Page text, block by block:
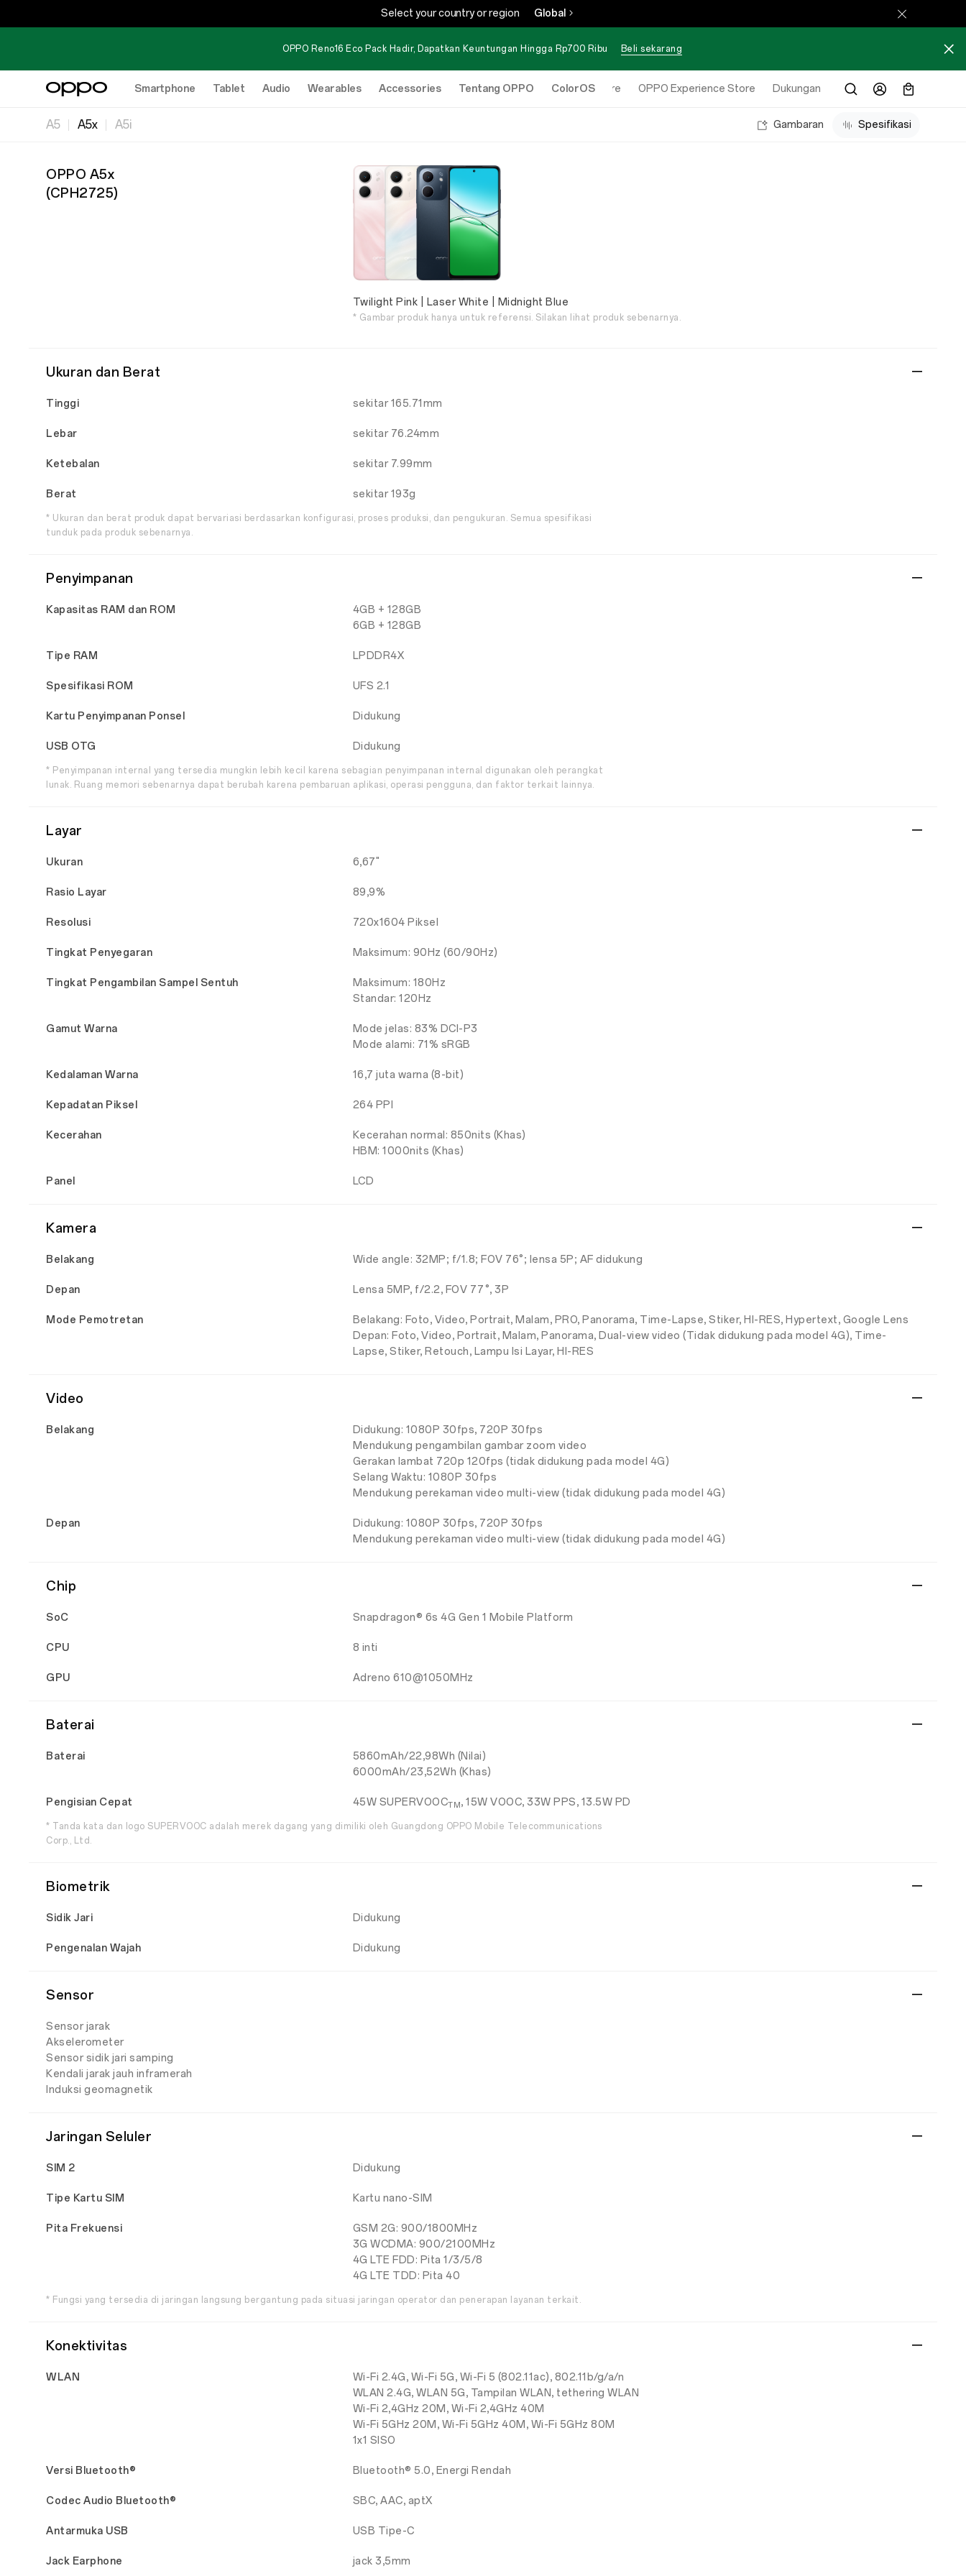
Select your country or region Global
OPPO Reno16 Eco Pack Hadir, Dapatkan Keuntungan Hingga Rp700 Ribu Beli sekarang
Smartphone Tablet Audio Wearables Accessories Tentang OPPO ColorOS
Online Store OPPO Experience Store Dukungan
A5 A5x A5i Gambaran Spesifikasi
OPPO A5x
(CPH2725)
Twilight Pink | Laser White | Midnight Blue
* Gambar produk hanya untuk referensi. Silakan lihat produk sebenarnya.
Ukuran dan Berat
Tinggi sekitar 165.71mm
Lebar sekitar 76.24mm
Ketebalan sekitar 7.99mm
Berat sekitar 193g
* Ukuran dan berat produk dapat bervariasi berdasarkan konfigurasi, proses produksi, dan pengukuran. Semua spesifikasi
tunduk pada produk sebenarnya.
Penyimpanan
Kapasitas RAM dan ROM
4GB + 128GB
6GB + 128GB
Tipe RAM LPDDR4X
Spesifikasi ROM UFS 2.1
Kartu Penyimpanan Ponsel Didukung
USB OTG Didukung
* Penyimpanan internal yang tersedia mungkin lebih kecil karena sebagian penyimpanan internal digunakan oleh perangkat
lunak. Ruang memori sebenarnya dapat berubah karena pembaruan aplikasi, operasi pengguna, dan faktor terkait lainnya.
Layar
Ukuran 6,67"
Rasio Layar 89,9%
Resolusi 720x1604 Piksel
Tingkat Penyegaran Maksimum: 90Hz (60/90Hz)
Tingkat Pengambilan Sampel Sentuh
Maksimum: 180Hz
Standar: 120Hz
Gamut Warna
Mode jelas: 83% DCI-P3
Mode alami: 71% sRGB
Kedalaman Warna 16,7 juta warna (8-bit)
Kepadatan Piksel 264 PPI
Kecerahan
Kecerahan normal: 850nits (Khas)
HBM: 1000nits (Khas)
Panel LCD
Kamera
Belakang Wide angle: 32MP; f/1.8; FOV 76°; lensa 5P; AF didukung
Depan Lensa 5MP, f/2.2, FOV 77°, 3P
Mode Pemotretan
Belakang: Foto, Video, Portrait, Malam, PRO, Panorama, Time-Lapse, Stiker, HI-RES, Hypertext, Google Lens
Depan: Foto, Video, Portrait, Malam, Panorama, Dual-view video (Tidak didukung pada model 4G), Time-
Lapse, Stiker, Retouch, Lampu Isi Layar, HI-RES
Video
Belakang
Didukung: 1080P 30fps, 720P 30fps
Mendukung pengambilan gambar zoom video
Gerakan lambat 720p 120fps (tidak didukung pada model 4G)
Selang Waktu: 1080P 30fps
Mendukung perekaman video multi-view (tidak didukung pada model 4G)
Depan
Didukung: 1080P 30fps, 720P 30fps
Mendukung perekaman video multi-view (tidak didukung pada model 4G)
Chip
SoC Snapdragon® 6s 4G Gen 1 Mobile Platform
CPU 8 inti
GPU Adreno 610@1050MHz
Baterai
Baterai
5860mAh/22,98Wh (Nilai)
6000mAh/23,52Wh (Khas)
Pengisian Cepat 45W SUPERVOOCTM, 15W VOOC, 33W PPS, 13.5W PD
* Tanda kata dan logo SUPERVOOC adalah merek dagang yang dimiliki oleh Guangdong OPPO Mobile Telecommunications
Corp., Ltd.
Biometrik
Sidik Jari Didukung
Pengenalan Wajah Didukung
Sensor
Sensor jarak
Akselerometer
Sensor sidik jari samping
Kendali jarak jauh inframerah
Induksi geomagnetik
Jaringan Seluler
SIM 2 Didukung
Tipe Kartu SIM Kartu nano-SIM
Pita Frekuensi
GSM 2G: 900/1800MHz
3G WCDMA: 900/2100MHz
4G LTE FDD: Pita 1/3/5/8
4G LTE TDD: Pita 40
* Fungsi yang tersedia di jaringan langsung bergantung pada situasi jaringan operator dan penerapan layanan terkait.
Konektivitas
WLAN
Wi-Fi 2.4G, Wi-Fi 5G, Wi-Fi 5 (802.11ac), 802.11b/g/a/n
WLAN 2.4G, WLAN 5G, Tampilan WLAN, tethering WLAN
Wi-Fi 2,4GHz 20M, Wi-Fi 2,4GHz 40M
Wi-Fi 5GHz 20M, Wi-Fi 5GHz 40M, Wi-Fi 5GHz 80M
1x1 SISO
Versi Bluetooth® Bluetooth® 5.0, Energi Rendah
Codec Audio Bluetooth® SBC, AAC, aptX
Antarmuka USB USB Tipe-C
Jack Earphone jack 3,5mm